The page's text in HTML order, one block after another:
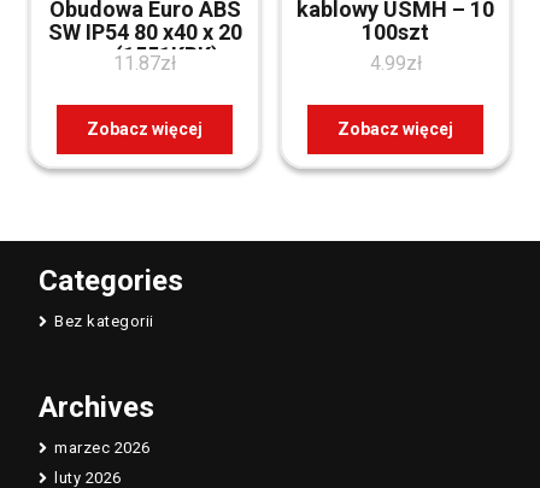
Obudowa Euro ABS
SW IP54 80 x40 x 20
mm (1551KBK)
11.87zł
Zobacz więcej
kablowy USMH – 10
100szt
4.99zł
Zobacz więcej
Categories
Bez kategorii
Archives
marzec 2026
luty 2026